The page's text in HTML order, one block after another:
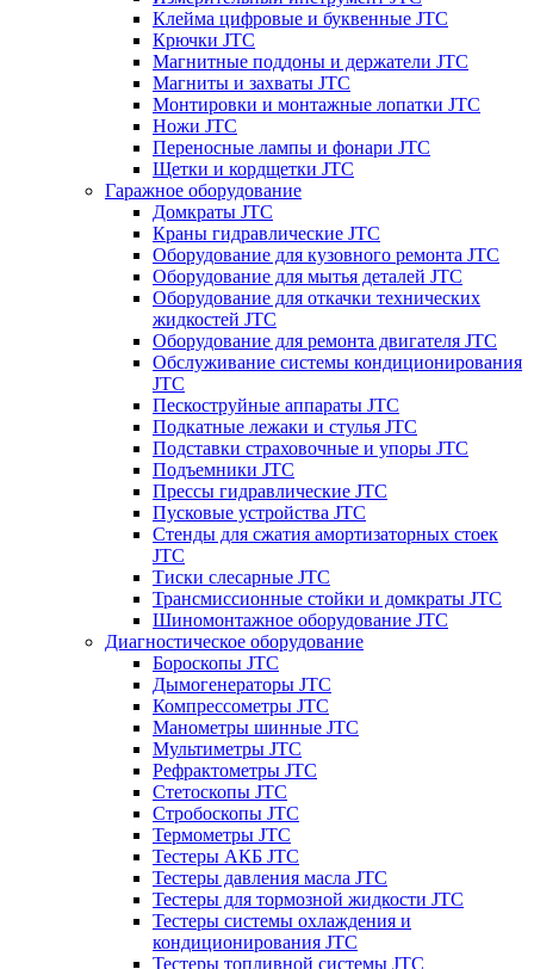
Клейма цифровые и буквенные JTC
Крючки JTC
Магнитные поддоны и держатели JTC
Магниты и захваты JTC
Монтировки и монтажные лопатки JTC
Ножи JTC
Переносные лампы и фонари JTC
Щетки и кордщетки JTC
Гаражное оборудование
Домкраты JTC
Краны гидравлические JTC
Оборудование для кузовного ремонта JTC
Оборудование для мытья деталей JTC
Оборудование для откачки технических
жидкостей JTC
Оборудование для ремонта двигателя JTC
Обслуживание системы кондиционирования
JTC
Пескоструйные аппараты JTC
Подкатные лежаки и стулья JTC
Подставки страховочные и упоры JTC
Подъемники JTC
Прессы гидравлические JTC
Пусковые устройства JTC
Стенды для сжатия амортизаторных стоек
JTC
Тиски слесарные JTC
Трансмиссионные стойки и домкраты JTC
Шиномонтажное оборудование JTC
Диагностическое оборудование
Бороскопы JTC
Дымогенераторы JTC
Компрессометры JTC
Манометры шинные JTC
Мультиметры JTC
Рефрактометры JTC
Стетоскопы JTC
Стробоскопы JTC
Термометры JTC
Тестеры АКБ JTC
Тестеры давления масла JTC
Тестеры для тормозной жидкости JTC
Тестеры системы охлаждения и
кондиционирования JTC
Тестеры топливной системы JTC